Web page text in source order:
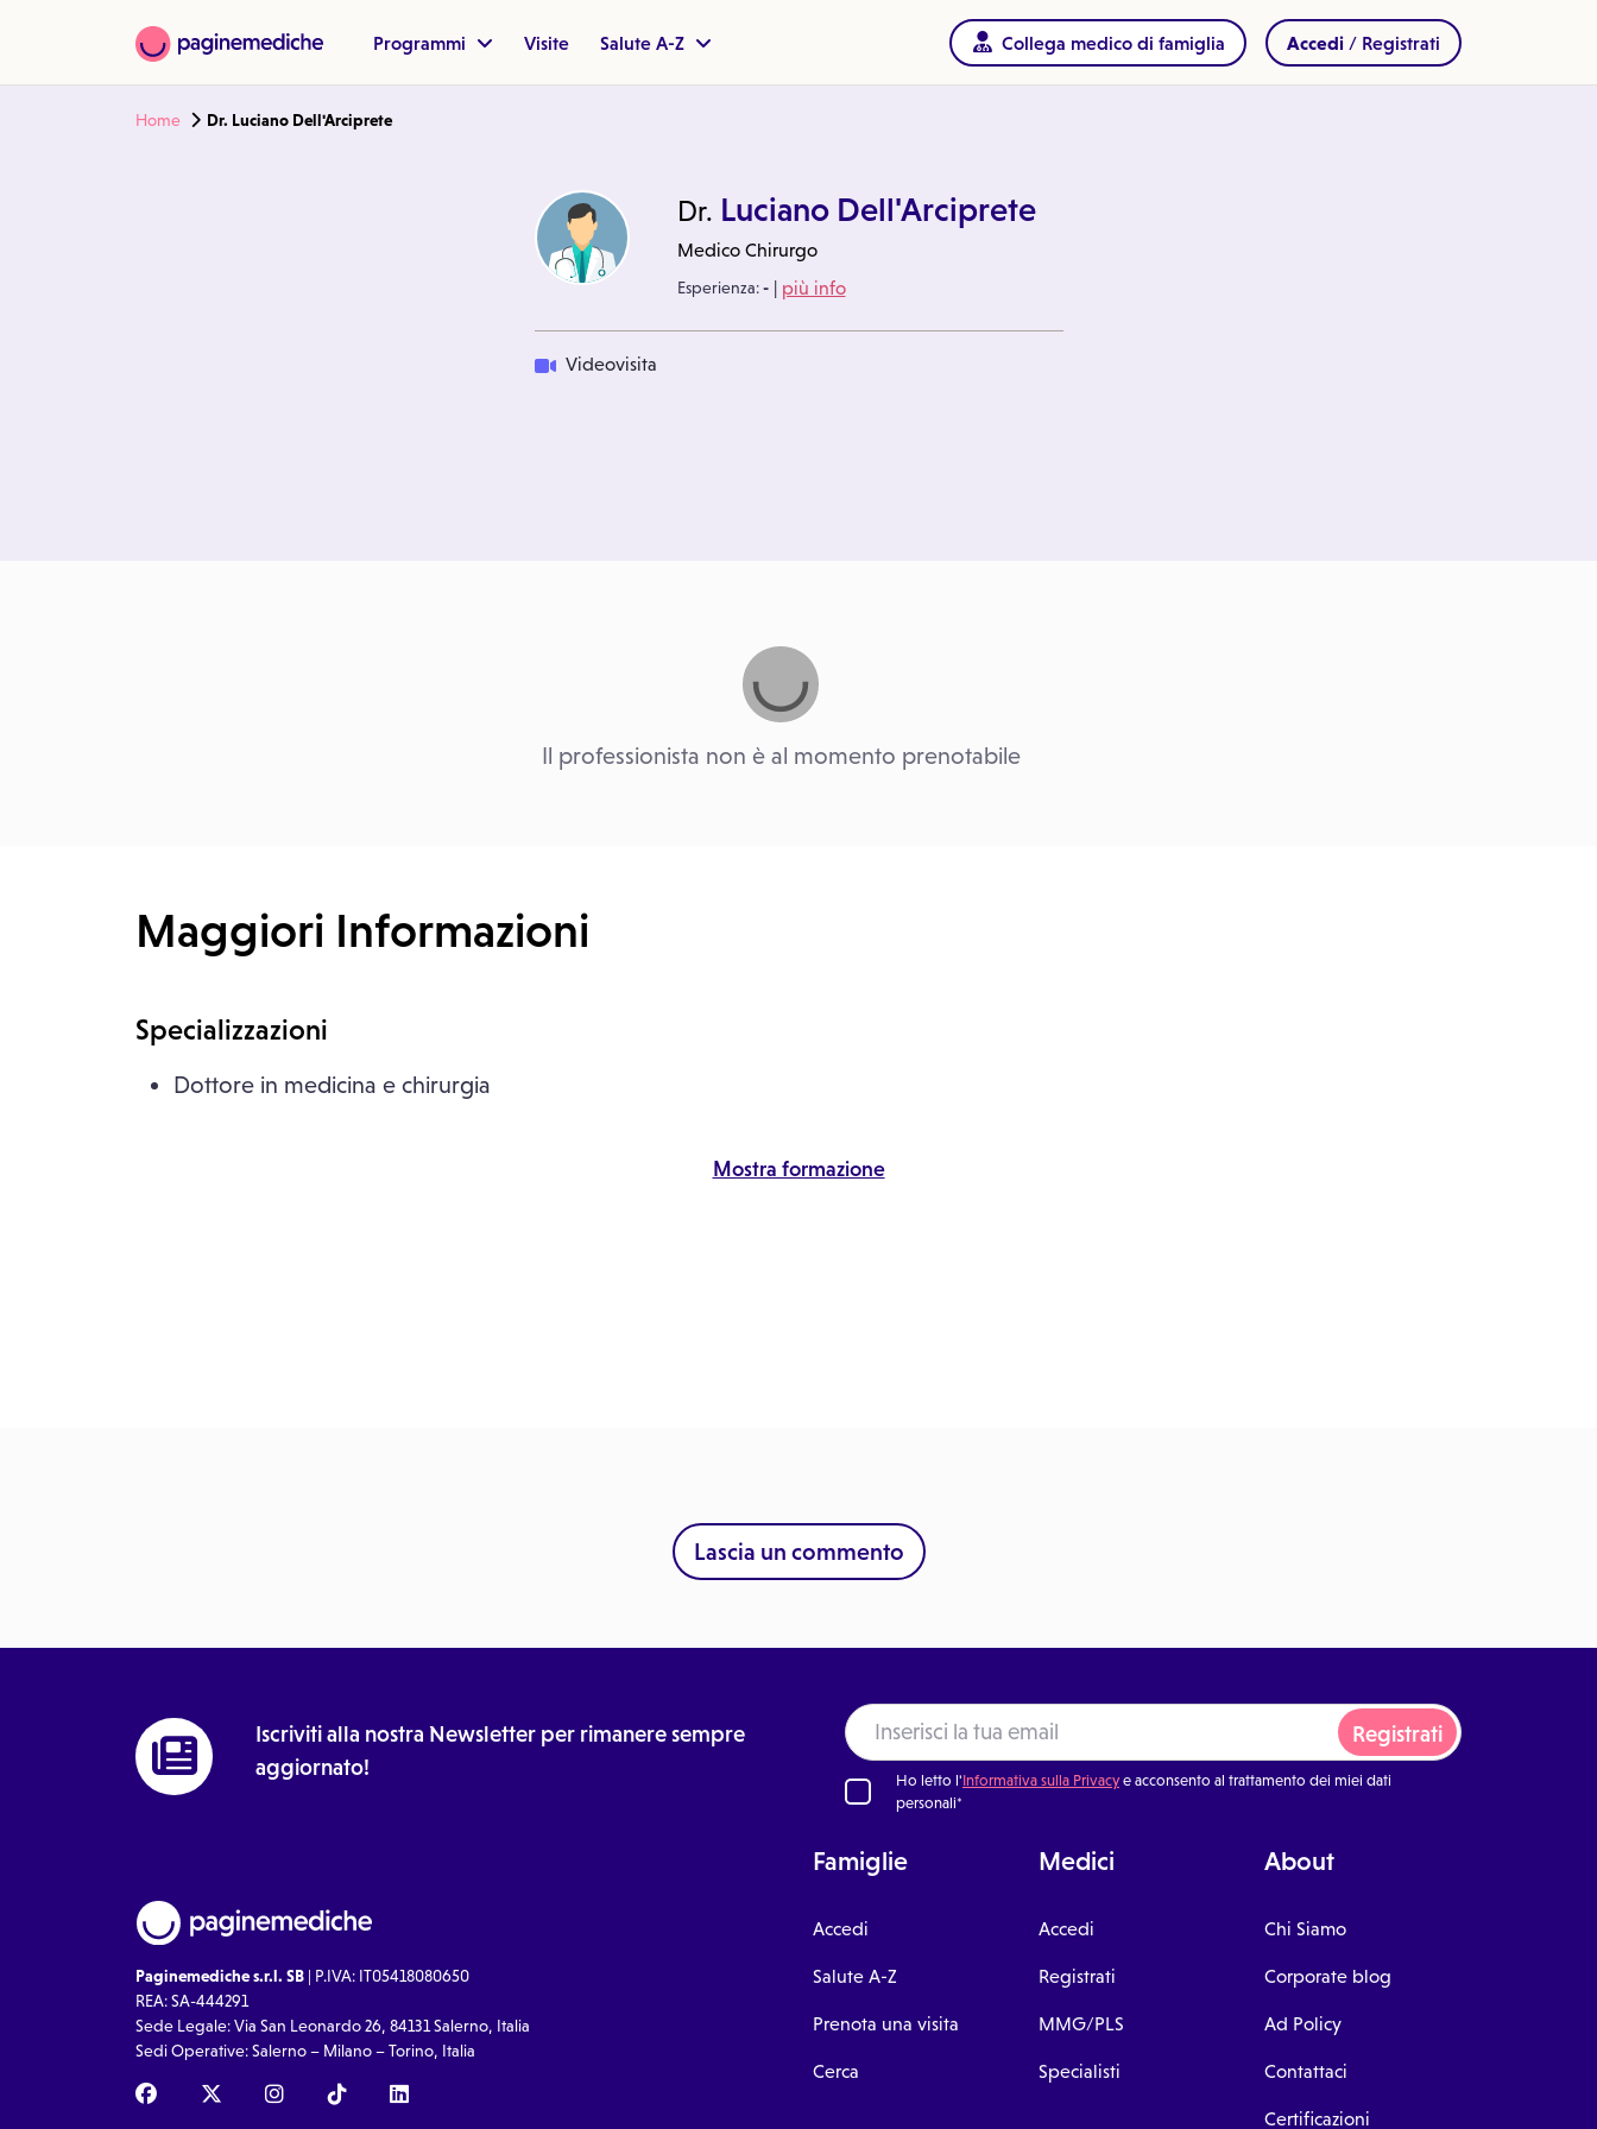
Programmi Visite Salute A-Z Collega medico di famiglia Accedi / Registrati
Home Dr. Luciano Dell'Arciprete
Dr. Luciano Dell'Arciprete
Medico Chirurgo
Esperienza:-| più info
Videovisita
Il professionista non è al momento prenotabile
Maggiori Informazioni
Specializzazioni
Dottore in medicina e chirurgia
Mostra formazione
Lascia un commento
Iscriviti alla nostra Newsletter per rimanere sempre
aggiornato!
Registrati
Ho letto l'Informativa sulla Privacye acconsento al trattamento dei miei dati
personali*
Paginemediche s.r.l. SB | P.IVA: IT05418080650
REA: SA-444291
Sede Legale: Via San Leonardo 26, 84131 Salerno, Italia
Sedi Operative: Salerno – Milano – Torino, Italia
Famiglie
Accedi
Salute A-Z
Prenota una visita
Cerca
Medici
Accedi
Registrati
MMG/PLS
Specialisti
About
Chi Siamo
Corporate blog
Ad Policy
Contattaci
Certificazioni